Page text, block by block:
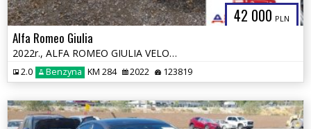
42 000 PLN
Alfa Romeo Giulia
2022r., ALFA ROMEO GIULIA VELOCE TI RWD, 2L, od ubezpieczalni
2.0 Benzyna KM 284 2022 123819